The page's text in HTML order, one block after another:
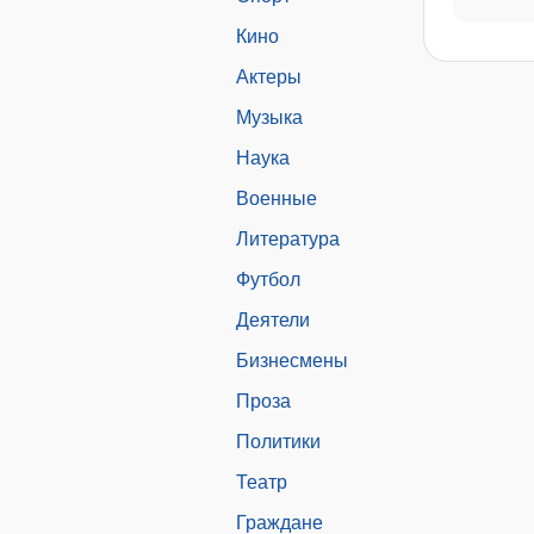
Кино
Актеры
Музыка
Наука
Военные
Литература
Футбол
Деятели
Бизнесмены
Проза
Политики
Театр
Граждане